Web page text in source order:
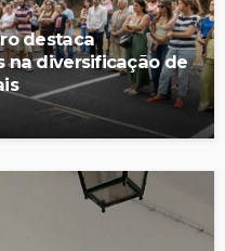
destaca
na diversificação de